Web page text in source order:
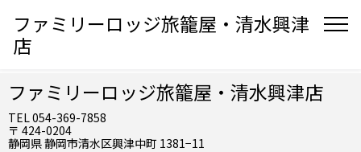
ファミリーロッジ旅籠屋・清水興津
店
ファミリーロッジ旅籠屋・清水興津店
TEL 054-369-7858
〒 424-0204
静岡県 静岡市清水区興津中町 1381−11